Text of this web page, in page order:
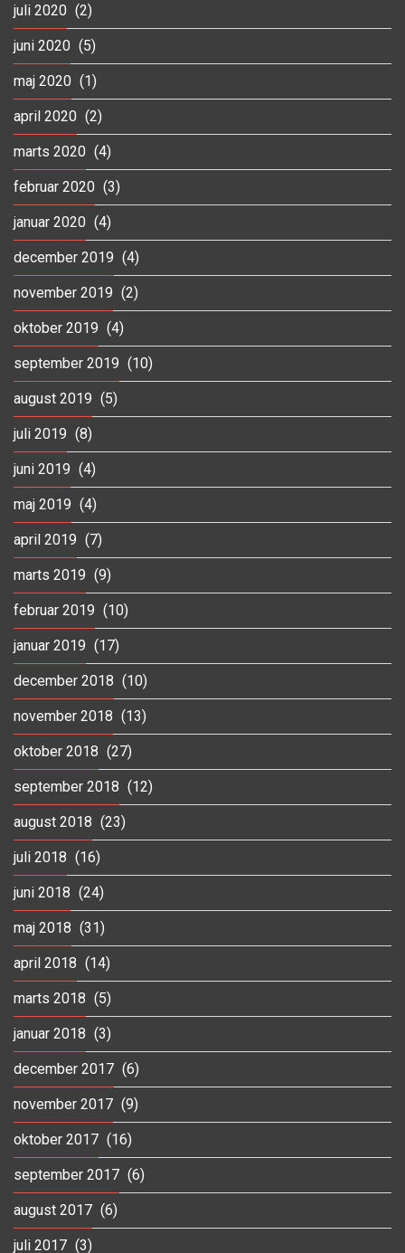
juli 2020 (2)
juni 2020 (5)
maj 2020 (1)
april 2020 (2)
marts 2020 (4)
februar 2020 (3)
januar 2020 (4)
december 2019 (4)
november 2019 (2)
oktober 2019 (4)
september 2019 (10)
august 2019 (5)
juli 2019 (8)
juni 2019 (4)
maj 2019 (4)
april 2019 (7)
marts 2019 (9)
februar 2019 (10)
januar 2019 (17)
december 2018 (10)
november 2018 (13)
oktober 2018 (27)
september 2018 (12)
august 2018 (23)
juli 2018 (16)
juni 2018 (24)
maj 2018 (31)
april 2018 (14)
marts 2018 (5)
januar 2018 (3)
december 2017 (6)
november 2017 (9)
oktober 2017 (16)
september 2017 (6)
august 2017 (6)
juli 2017 (3)